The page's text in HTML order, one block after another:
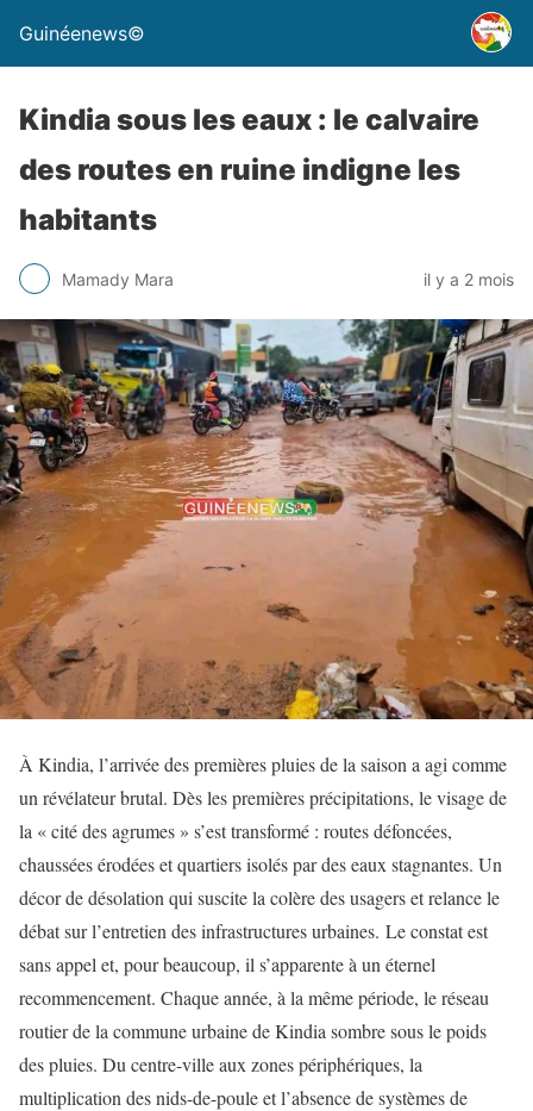
Guinéenews©
Kindia sous les eaux : le calvaire
des routes en ruine indigne les
habitants
Mamady Mara il y a 2 mois
À Kindia, l’arrivée des premières pluies de la saison a agi comme
un révélateur brutal. Dès les premières précipitations, le visage de
la « cité des agrumes » s’est transformé : routes défoncées,
chaussées érodées et quartiers isolés par des eaux stagnantes. Un
décor de désolation qui suscite la colère des usagers et relance le
débat sur l’entretien des infrastructures urbaines. Le constat est
sans appel et, pour beaucoup, il s’apparente à un éternel
recommencement. Chaque année, à la même période, le réseau
routier de la commune urbaine de Kindia sombre sous le poids
des pluies. Du centre-ville aux zones périphériques, la
multiplication des nids-de-poule et l’absence de systèmes de